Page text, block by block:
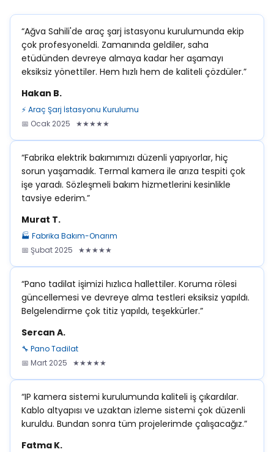
“Ağva Sahili'de araç şarj istasyonu kurulumunda ekip
çok profesyoneldi. Zamanında geldiler, saha
etüdünden devreye almaya kadar her aşamayı
eksiksiz yönettiler. Hem hızlı hem de kaliteli çözdüler.”
Hakan B.
⚡ Araç Şarj İstasyonu Kurulumu
📅 Ocak 2025 ★★★★★
“Fabrika elektrik bakımımızı düzenli yapıyorlar, hiç
sorun yaşamadık. Termal kamera ile arıza tespiti çok
işe yaradı. Sözleşmeli bakım hizmetlerini kesinlikle
tavsiye ederim.”
Murat T.
🏭 Fabrika Bakım-Onarım
📅 Şubat 2025 ★★★★★
“Pano tadilat işimizi hızlıca hallettiler. Koruma rölesi
güncellemesi ve devreye alma testleri eksiksiz yapıldı.
Belgelendirme çok titiz yapıldı, teşekkürler.”
Sercan A.
🔧 Pano Tadilat
📅 Mart 2025 ★★★★★
“IP kamera sistemi kurulumunda kaliteli iş çıkardılar.
Kablo altyapısı ve uzaktan izleme sistemi çok düzenli
kuruldu. Bundan sonra tüm projelerimde çalışacağız.”
Fatma K.